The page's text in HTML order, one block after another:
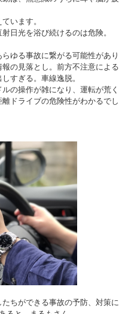
います。
日光を浴び続けるのは危険。
ゆる事故に繋がる可能性があ
の見落とし。前方不注意によ
すぎる。車線逸脱。
の操作が雑になり、運転が荒
ドライブの危険性がわかるで
ちができる事故の予防、対策